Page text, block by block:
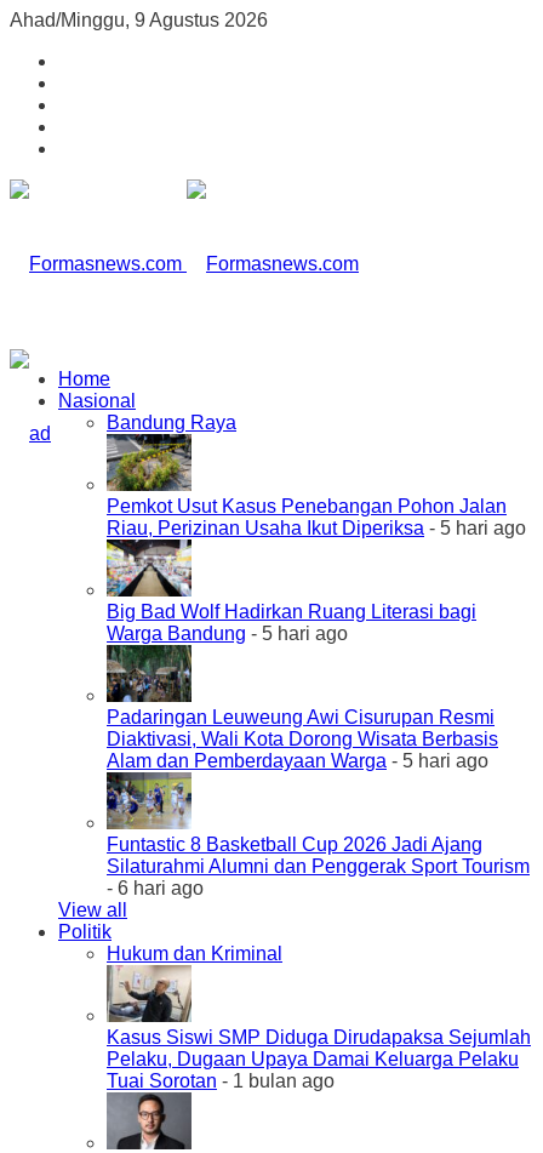
Ahad/Minggu, 9 Agustus 2026
Home
Nasional
Bandung Raya
Pemkot Usut Kasus Penebangan Pohon Jalan
Riau, Perizinan Usaha Ikut Diperiksa - 5 hari ago
Big Bad Wolf Hadirkan Ruang Literasi bagi
Warga Bandung - 5 hari ago
Padaringan Leuweung Awi Cisurupan Resmi
Diaktivasi, Wali Kota Dorong Wisata Berbasis
Alam dan Pemberdayaan Warga - 5 hari ago
Funtastic 8 Basketball Cup 2026 Jadi Ajang
Silaturahmi Alumni dan Penggerak Sport Tourism
- 6 hari ago
View all
Politik
Hukum dan Kriminal
Kasus Siswi SMP Diduga Dirudapaksa Sejumlah
Pelaku, Dugaan Upaya Damai Keluarga Pelaku
Tuai Sorotan - 1 bulan ago